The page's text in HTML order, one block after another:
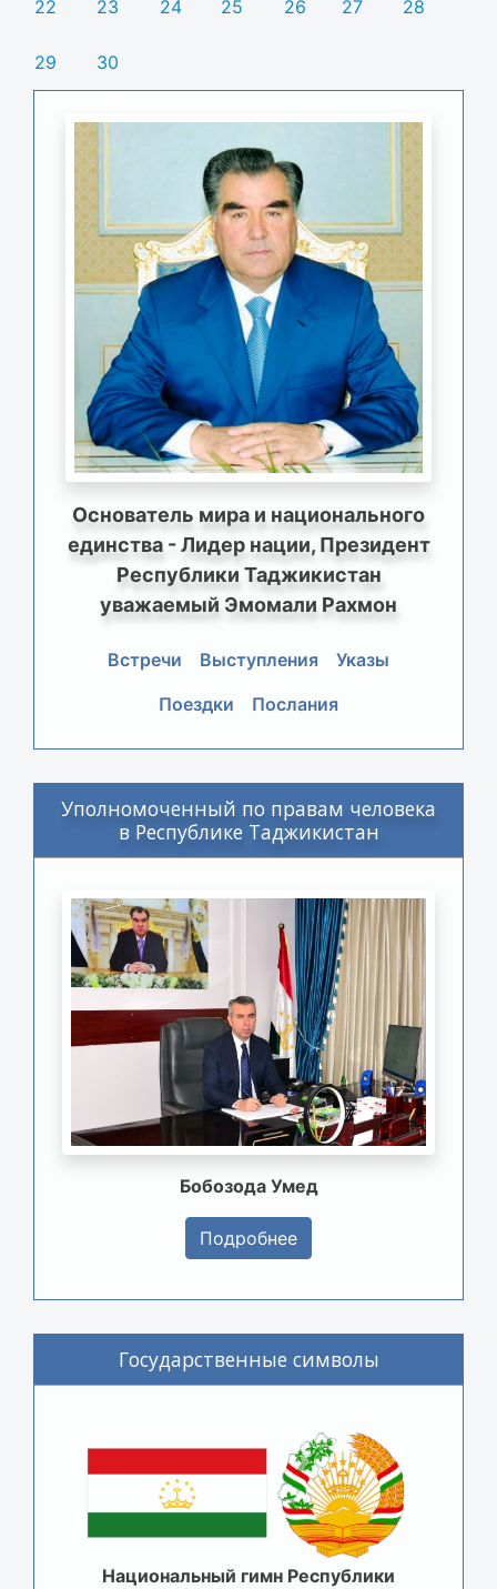
22 23 24 25 26 27 28
29 30
Основатель мира и национального
единства - Лидер нации, Президент
Республики Таджикистан
уважаемый Эмомали Рахмон
Встречи Выступления
Указы
Поездки
Послания
Уполномоченный по правам человека
в Республике Таджикистан
Бобозода Умед
Подробнее
Государственные символы
Национальный гимн Республики